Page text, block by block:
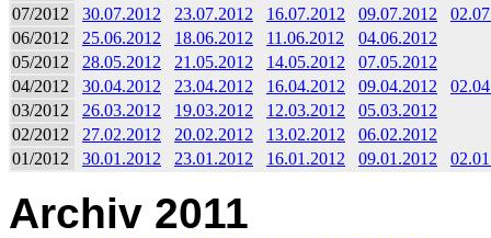
07/2012
30.07.2012 23.07.2012 16.07.2012 09.07.2012
06/2012
25.06.2012 18.06.2012 11.06.2012
04.06.2012
05/2012
28.05.2012 21.05.2012 14.05.2012
07.05.2012
04/2012
30.04.2012 23.04.2012 16.04.2012 09.04.2012
03/2012
26.03.2012 19.03.2012 12.03.2012
05.03.2012
02/2012
27.02.2012 20.02.2012 13.02.2012
06.02.2012
01/2012
30.01.2012 23.01.2012 16.01.2012 09.01.2012
Archiv 2011